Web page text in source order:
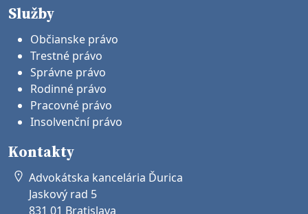
Služby
Občianske právo
Trestné právo
Správne právo
Rodinné právo
Pracovné právo
Insolvenční právo
Kontakty
Advokátska kancelária Ďurica
Jaskový rad 5
831 01 Bratislava